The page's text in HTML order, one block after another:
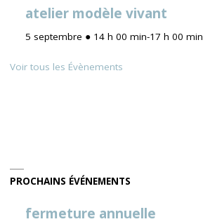
atelier modèle vivant
5 septembre ● 14 h 00 min-17 h 00 min
Voir tous les Évènements
PROCHAINS ÉVÉNEMENTS
fermeture annuelle